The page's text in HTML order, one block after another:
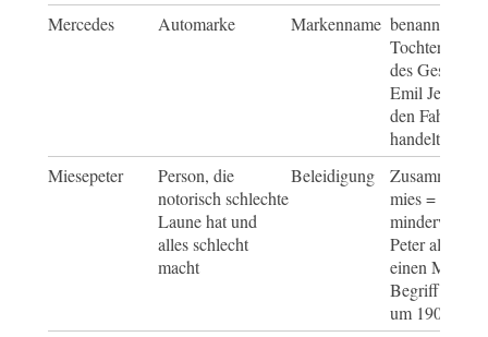
Mercedes Automarke Markenname benannt nach
Tochter
des
Emil Jelinek,
den
handelte
Miesepeter
Person, die
notorisch schlechte
Laune hat und
alles schlecht
macht
Beleidigung
mies =
minderwertig
Peter als
einen Mann,
Begriff
um 1900